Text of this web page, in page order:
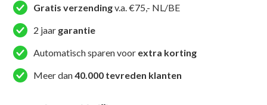
Gratis verzendingv.a. €75,- NL/BE
2 jaar garantie
Automatisch sparen voor extra korting
Meer dan40.000 tevreden klanten